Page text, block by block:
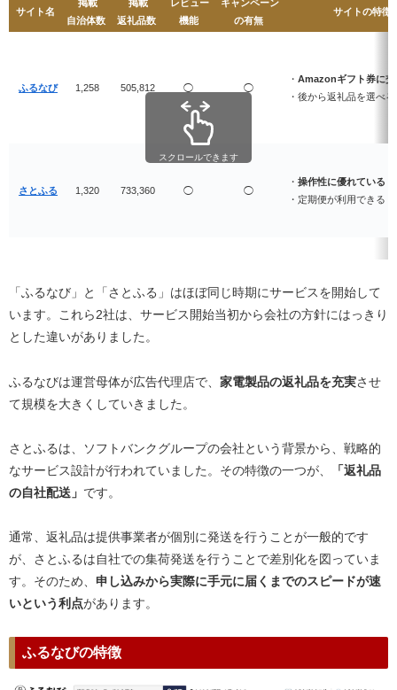
サイト名
掲載
自治体数
掲載
返礼品数
レビュー
機能
キャンペーン
の有無
サイトの特徴
ふるなび 1,258 505,812 ◯ ◯
・ Amazonギフト券に
・後から返礼品を選べる
さとふる 1,320 733,360 ◯ ◯
・ 操作性に優れている
・定期便が利用できる
スクロールできます
「ふるなび」と「さとふる」はほぼ同じ時期にサービスを開始して
います。これら2社は、サービス開始当初から会社の方針にはっきり
とした違いがありました。
ふるなびは運営母体が広告代理店で、 家電製品の返礼品を充実させ
て規模を大きくしていきました。
さとふるは、ソフトバンクグループの会社という背景から、戦略的
なサービス設計が行われていました。その特徴の一つが、
「返礼品
の自社配送」 です。
通常、返礼品は提供事業者が個別に発送を行うことが一般的です
が、さとふるは自社での集荷発送を行うことで差別化を図っていま
す。そのため、 申し込みから実際に手元に届くまでのスピードが速
いという利点があります。
ふるなびの特徴